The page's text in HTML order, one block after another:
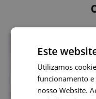
Este
Utilizamos
funcionamento
nosso Website.